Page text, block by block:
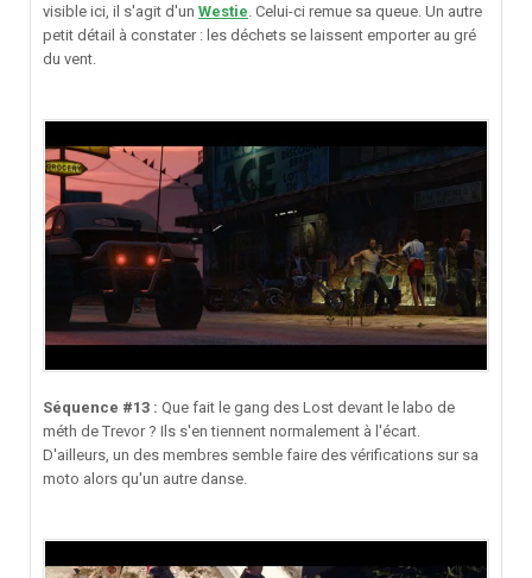
visible ici, il s'agit d'un Westie . Celui-ci remue sa queue. Un autre
petit détail à constater : les déchets se laissent emporter au gré
du vent.
Séquence #13 : Que fait le gang des Lost devant le labo de
méth de Trevor ? Ils s'en tiennent normalement à l'écart.
D'ailleurs, un des membres semble faire des vérifications sur sa
moto alors qu'un autre danse.